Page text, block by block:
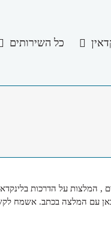
כל השירותים
המלצות על הדרכות
כאן עם המלצה בכתב. אשמח